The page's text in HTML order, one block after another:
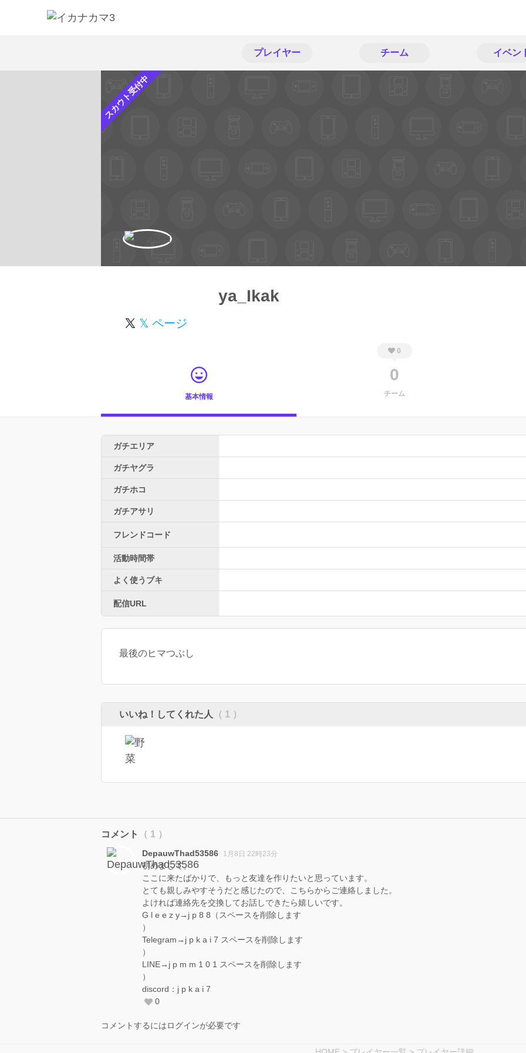
プレイヤー チーム イベン
スカウト受付中
ya_Ikak
𝕏 ページ
基本情報
0
0
チーム
ガチエリア
ガチヤグラ
ガチホコ
ガチアサリ
フレンドコード
活動時間帯
よく使うブキ
配信URL
最後のヒマつぶし
いいね！してくれた人 （ 1 ）
コメント （ 1 ）
DepauwThad53586 1月8日 22時23分
初めまして。
ここに来たばかりで、もっと友達を作りたいと思っています。
とても親しみやすそうだと感じたので、こちらからご連絡しました。
よければ連絡先を交換してお話しできたら嬉しいです。
G l e e z y→j p 8 8（スペースを削除します
）
Telegram→j p k a i 7 スペースを削除します
）
LINE→j p m m 1 0 1 スペースを削除します
）
discord：j p k a i 7
0
コメントするにはログインが必要です